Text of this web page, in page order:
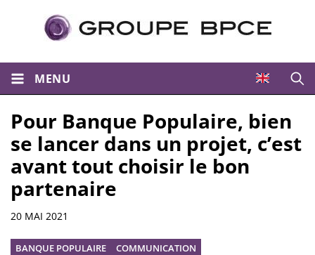
MENU
Pour Banque Populaire, bien
se lancer dans un projet, c’est
avant tout choisir le bon
partenaire
Résumé
20 MAI 2021
BANQUE POPULAIRE COMMUNICATION